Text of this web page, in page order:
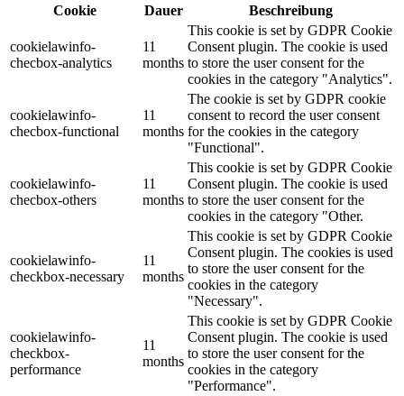
Cookie
Dauer Beschreibung
cookielawinfo-
checbox-analytics
11
months
This cookie is set by GDPR Cookie
Consent plugin. The cookie is used
to store the user consent for the
cookies in the category "Analytics".
cookielawinfo-
checbox-functional
11
months
The cookie is set by GDPR cookie
consent to record the user consent
for the cookies in the category
"Functional".
cookielawinfo-
checbox-others
11
months
This cookie is set by GDPR Cookie
Consent plugin. The cookie is used
to store the user consent for the
cookies in the category "Other.
cookielawinfo-
checkbox-necessary
11
months
This cookie is set by GDPR Cookie
Consent plugin. The cookies is used
to store the user consent for the
cookies in the category
"Necessary".
cookielawinfo-
checkbox-
performance
11
months
This cookie is set by GDPR Cookie
Consent plugin. The cookie is used
to store the user consent for the
cookies in the category
"Performance".